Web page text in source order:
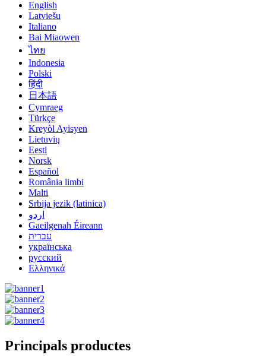
English
Latviešu
Italiano
Bai Miaowen
ไทย
Indonesia
Polski
हिंदी
日本語
Cymraeg
Türkçe
Kreyòl Ayisyen
Lietuvių
Eesti
Norsk
Español
România limbi
Malti
Srbija jezik (latinica)
اردو
Gaeilgenah Éireann
עברית
українська
русский
Ελληνικά
Principals productes